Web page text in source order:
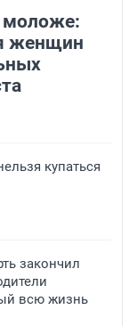
моложе:
женщин
купаться
закончил
всю жизнь